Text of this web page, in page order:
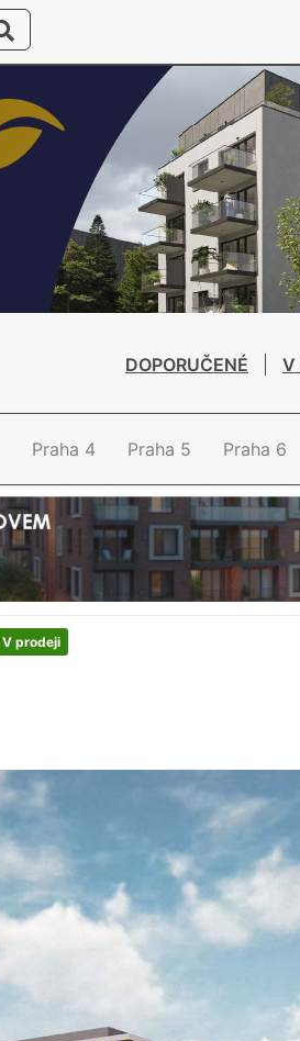
DOPORUČENÉ V
Praha 4 Praha 5 Praha 6
V prodeji